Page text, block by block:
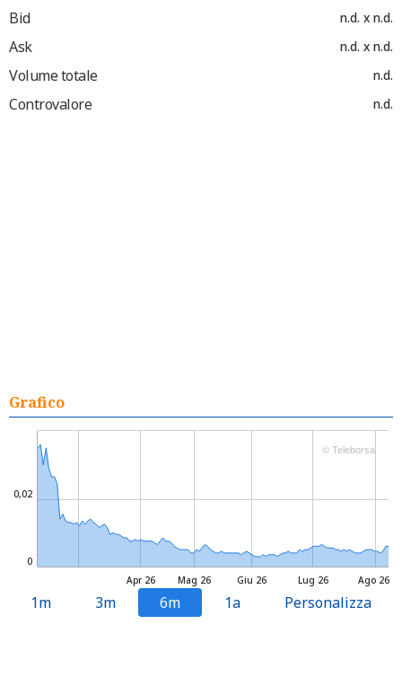
Bid n.d. x n.d.
Ask n.d. x n.d.
Volume totale n.d.
Controvalore n.d.
Grafico
Mag 26 Lug 26
Apr 26 Giu 26 Ago 26
0
0,02
© Teleborsa
1m 3m 6m 1a Personalizza